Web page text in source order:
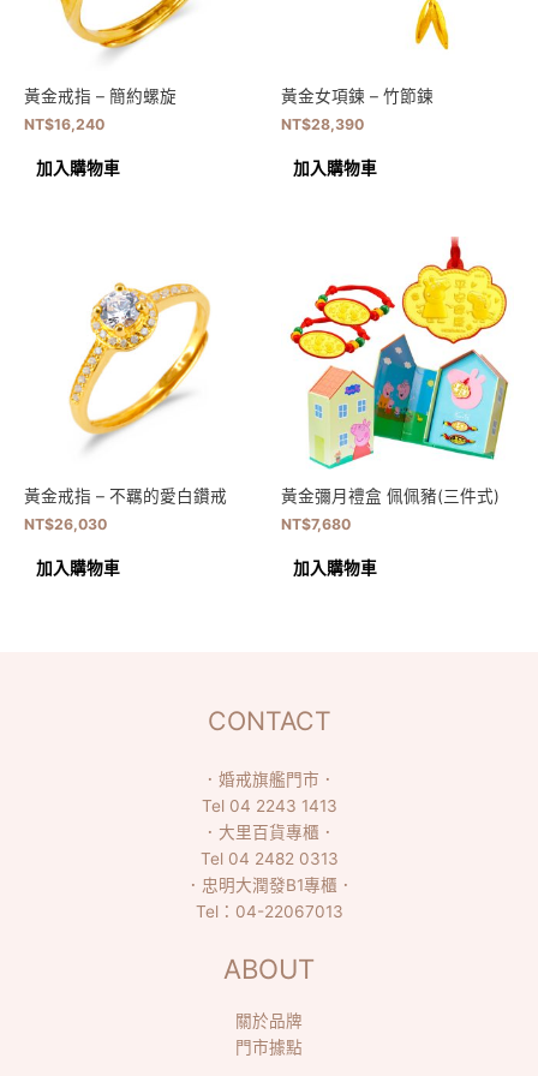
黃金戒指 – 簡約螺旋
NT$16,240
加入購物車
黃金女項鍊 – 竹節鍊
NT$28,390
加入購物車
黃金戒指 – 不羈的愛白鑽戒
NT$26,030
加入購物車
黃金彌月禮盒 佩佩豬(三件式)
NT$7,680
加入購物車
CONTACT
． 婚戒旗艦門市 ．
Tel 04 2243 1413
． 大里百貨專櫃 ．
Tel 04 2482 0313
． 忠明大潤發B1專櫃 ．
Tel： 04-22067013
ABOUT
關於品牌
門市據點